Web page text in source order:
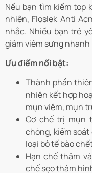
Nếu bạn tìm kiếm top
nhiên, Floslek Anti
nhắc. Nhiều bạn trẻ
giảm viêm sưng nhanh
Ưu điểm nổi bật:
Thành phần
nhiên kết hợp
mụn viêm, mụn
Cơ chế trị mụn
chóng, kiểm
loại bỏ tế bào
Hạn chế thâm
chế sẹo thâm